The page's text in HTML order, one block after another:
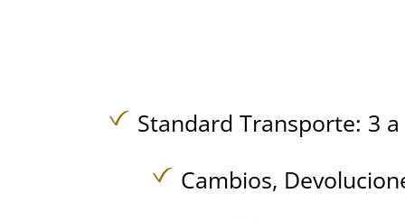
Standard Transporte: 3
Cambios,